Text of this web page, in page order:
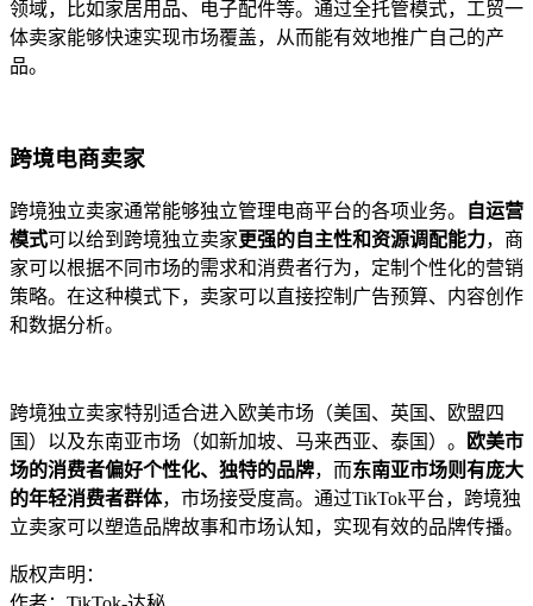
领域，比如家居用品、电子配件等。通过全托管模式，工贸一
体卖家能够快速实现市场覆盖，从而能有效地推广自己的产
品。
跨境电商卖家
跨境独立卖家通常能够独立管理电商平台的各项业务。
自运营
模式可以给到跨境独立卖家更强的自主性和资源调配能力，商
家可以根据不同市场的需求和消费者行为，定制个性化的营销
策略。在这种模式下，卖家可以直接控制广告预算、内容创作
和数据分析。
跨境独立卖家特别适合进入欧美市场（美国、英国、欧盟四
国）以及东南亚市场（如新加坡、马来西亚、泰国）。
欧美市
场的消费者偏好个性化、独特的品牌，而东南亚市场则有庞大
的年轻消费者群体，市场接受度高。通过TikTok平台，跨境独
立卖家可以塑造品牌故事和市场认知，实现有效的品牌传播。
版权声明：